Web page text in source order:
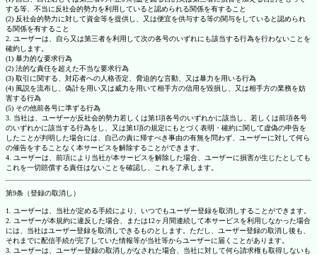
する等、不当に反社会的勢力を利用していると認められる関係を有すること
(2) 反社会的勢力に対して資金等を提供し、又は便宜を供与する等の関与をしていると認められ
る関係を有すること
2. ユーザーは、自ら又は第三者を利用して次の各号のいずれにも該当する行為を行わないことを
確約します。
(1) 暴力的な要求行為
(2) 法的な責任を超えた不当な要求行為
(3) 取引に関する、対応者への人格否定、脅迫的な言動、又は暴力を用いる行為
(4) 風説を流布し、偽計を用い又は威力を用いて相手方の信用を毀損し、又は相手方の業務を妨
害する行為
(5) その他前各号に準ずる行為
3. 当社は、ユーザーが反社会的勢力若しくは第1項各号のいずれかに該当し、若しくは前項各号
のいずれかに該当する行為をし、又は第1項の規定にもとづく表明・確約に関して虚偽の申告を
したことが判明した場合には、自己の責に帰すべき事由の有無を問わず、ユーザーに対して何ら
の催告をすることなく本サービスを解除することができます。
4. ユーザーは、前項により当社が本サービスを解除した場合、ユーザーに損害が生じたとしても
これを一切賠償する責任はないことを確認し、これを了承します。
第9条（登録の取消し）
1. ユーザーは、当社が定める手続により、いつでもユーザー登録を取消しすることができます。
2. ユーザーが本規約に違反した場合、または12ヶ月間連続して本サービスを利用しなかった場合
には、当社はユーザー登録を取消しできるものとします。ただし、ユーザー登録の取消し後も、
それまでに配信手続が完了していた情報等が当社等からユーザーに届くことがあります。
3. ユーザーは、ユーザー登録の取消しがなされた場合、当社に対して何ら請求権も取得しないも